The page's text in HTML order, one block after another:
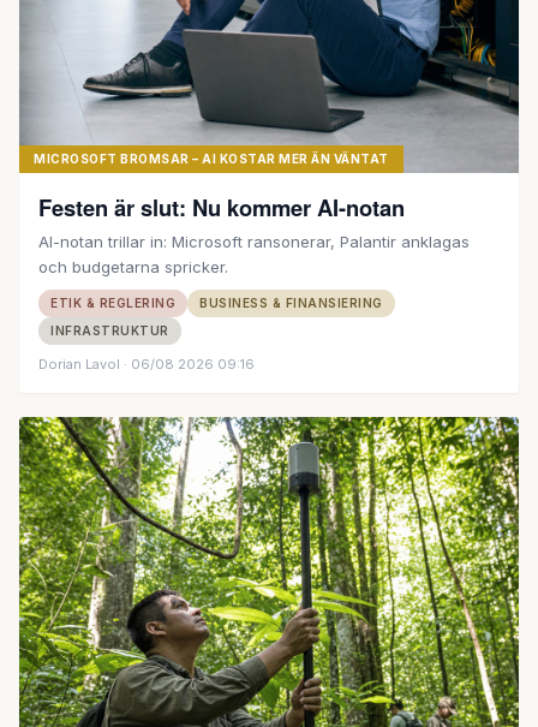
MICROSOFT BROMSAR – AI KOSTAR MER ÄN VÄNTAT
Festen är slut: Nu kommer AI-notan
AI-notan trillar in: Microsoft ransonerar, Palantir anklagas
och budgetarna spricker.
ETIK & REGLERING
BUSINESS & FINANSIERING
INFRASTRUKTUR
Dorian Lavol · 06/08 2026 09:16